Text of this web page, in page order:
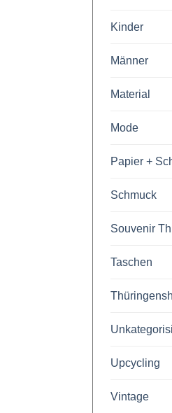
Kinder
Männer
Material
Mode
Papier +
Schmuck
Souvenir
Taschen
Upcycling
Vintage